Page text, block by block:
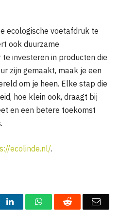
ecologische voetafdruk te
ook duurzame
investeren in producten die
zijn gemaakt, maak je een
om je heen. Elke stap die
hoe klein ook, draagt bij
en een betere toekomst
ecolinde.nl/.
LinkedInWhatsAppReddit